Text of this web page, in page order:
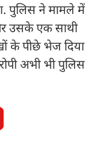
पुलिस ने मामले में
उसके एक साथी
के पीछे भेज दिया
अभी भी पुलिस